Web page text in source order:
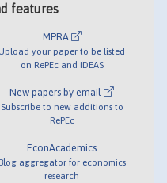
features
MPRA
Upload your paper to be listed
on RePEc and IDEAS
New papers by email
Subscribe to new additions to
RePEc
EconAcademics
Blog aggregator for economics
research